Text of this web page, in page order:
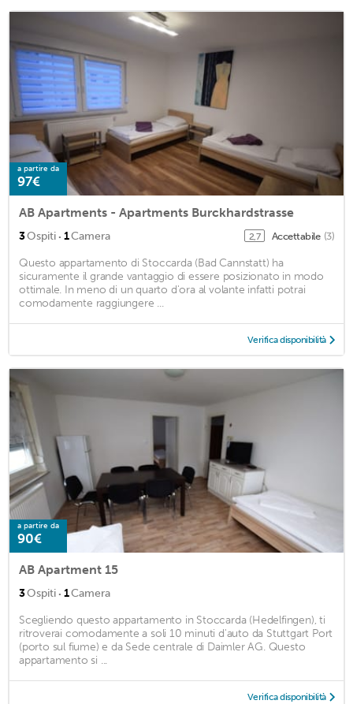
a partire da
97€
AB Apartments - Apartments Burckhardstrasse
3Ospiti · 1Camera 2,7 Accettabile (3)
Questo appartamento di Stoccarda (Bad Cannstatt) ha
sicuramente il grande vantaggio di essere posizionato in modo
ottimale. In meno di un quarto d'ora al volante infatti potrai
comodamente raggiungere ...
Verifica disponibilità
a partire da
90€
AB Apartment 15
3Ospiti · 1Camera
Scegliendo questo appartamento in Stoccarda (Hedelfingen), ti
ritroverai comodamente a soli 10 minuti d'auto da Stuttgart Port
(porto sul fiume) e da Sede centrale di Daimler AG. Questo
appartamento si ...
Verifica disponibilità